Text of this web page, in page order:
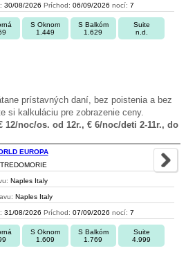
30/08/2026 Príchod: 06/09/2026 nocí: 7
S Oknom
1.449
S Balkóm
1.629
Suite
n.d.
prístavných daní, bez poistenia a bez
si kalkuláciu pre zobrazenie ceny.
noc/os. od 12r., € 6/noc/deti 2-11r., do
EUROPA
Naples Italy
Naples Italy
31/08/2026 Príchod: 07/09/2026 nocí: 7
S Oknom
1.609
S Balkóm
1.769
Suite
4.999